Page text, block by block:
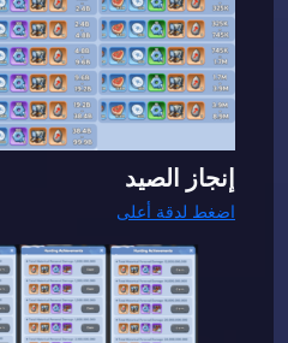
إنجاز الصيد
اضغط لدقة أعلى